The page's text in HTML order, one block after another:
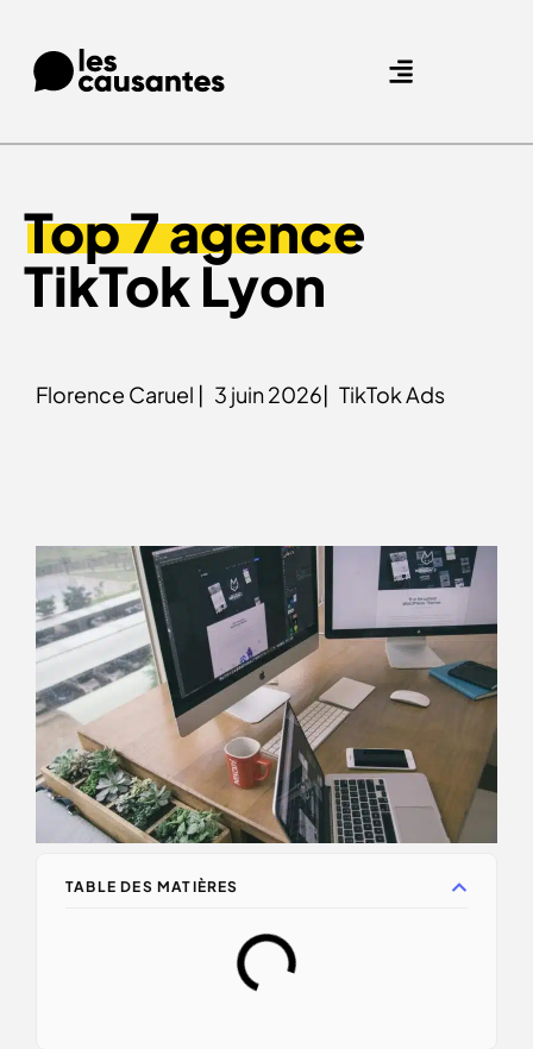
Top 7 agence
TikTok Lyon
Florence Caruel | 3 juin 2026| TikTok Ads
TABLE DES MATIÈRES